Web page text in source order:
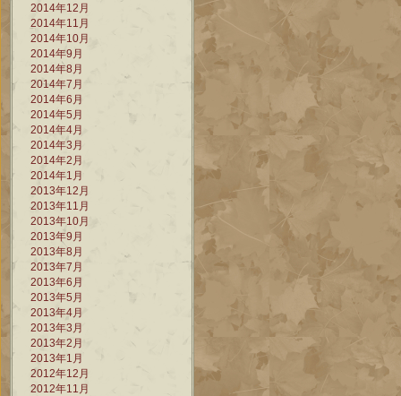
2014年12月
2014年11月
2014年10月
2014年9月
2014年8月
2014年7月
2014年6月
2014年5月
2014年4月
2014年3月
2014年2月
2014年1月
2013年12月
2013年11月
2013年10月
2013年9月
2013年8月
2013年7月
2013年6月
2013年5月
2013年4月
2013年3月
2013年2月
2013年1月
2012年12月
2012年11月